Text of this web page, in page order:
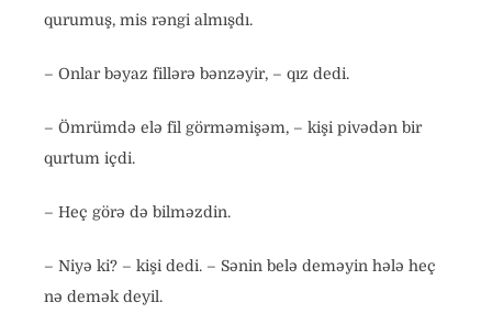
qurumuş, mis rəngi almışdı.
– Onlar bəyaz fillərə bənzəyir, – qız dedi.
– Ömrümdə elə fil görməmişəm, – kişi pivədən bir
qurtum içdi.
– Heç görə də bilməzdin.
– Niyə ki? – kişi dedi. – Sənin belə deməyin hələ heç
nə demək deyil.